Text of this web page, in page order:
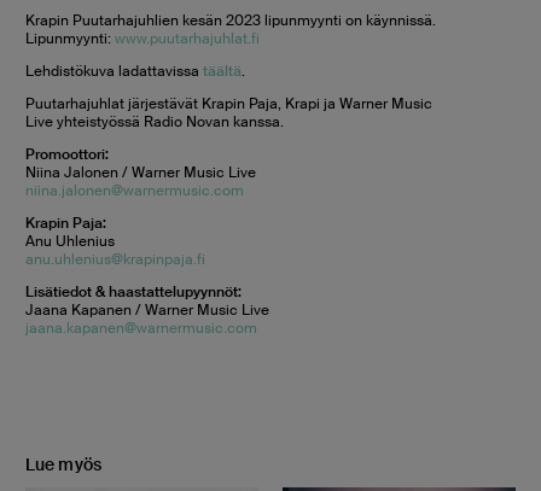
Krapin Puutarhajuhlien kesän 2023 lipunmyynti on käynnissä.
Lipunmyynti: www.puutarhajuhlat.fi
Lehdistökuva ladattavissa täältä.
Puutarhajuhlat järjestävät Krapin Paja, Krapi ja Warner Music
Live yhteistyössä Radio Novan kanssa.
Promoottori:
Niina Jalonen / Warner Music Live
niina.jalonen@warnermusic.com
Krapin Paja:
Anu Uhlenius
anu.uhlenius@krapinpaja.fi
Lisätiedot & haastattelupyynnöt:
Jaana Kapanen / Warner Music Live
jaana.kapanen@warnermusic.com
Lue myös